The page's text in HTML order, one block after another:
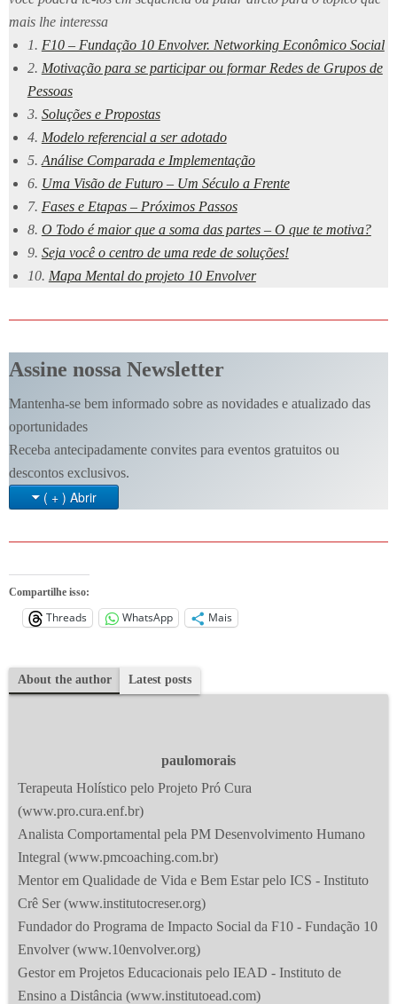
mais lhe interessa
1. F10 – Fundação 10 Envolver. Networking Econômico Social
2. Motivação para se participar ou formar Redes de Grupos de
Pessoas
3. Soluções e Propostas
4. Modelo referencial a ser adotado
5. Análise Comparada e Implementação
6. Uma Visão de Futuro – Um Século a Frente
7. Fases e Etapas – Próximos Passos
8. O Todo é maior que a soma das partes – O que te motiva?
9. Seja você o centro de uma rede de soluções!
10. Mapa Mental do projeto 10 Envolver
Assine nossa Newsletter
Mantenha-se bem informado sobre as novidades e atualizado das
oportunidades
Receba antecipadamente convites para eventos gratuitos ou
descontos exclusivos.
( + ) Abrir
Compartilhe isso:
Threads WhatsApp Mais
About the author Latest posts
paulomorais
Terapeuta Holístico pelo Projeto Pró Cura
(www.pro.cura.enf.br)
Analista Comportamental pela PM Desenvolvimento Humano
Integral (www.pmcoaching.com.br)
Mentor em Qualidade de Vida e Bem Estar pelo ICS - Instituto
Crê Ser (www.institutocreser.org)
Fundador do Programa de Impacto Social da F10 - Fundação 10
Envolver (www.10envolver.org)
Gestor em Projetos Educacionais pelo IEAD - Instituto de
Ensino a Distância (www.institutoead.com)